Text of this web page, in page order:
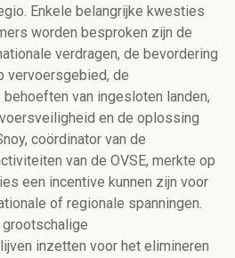
Enkele belangrijke kwesties
worden besproken zijn de
verdragen, de bevordering
vervoersgebied, de
van ingesloten landen,
en de oplossing
coördinator van de
van de OVSE, merkte op
een incentive kunnen zijn voor
of regionale spanningen.
inzetten voor het elimineren